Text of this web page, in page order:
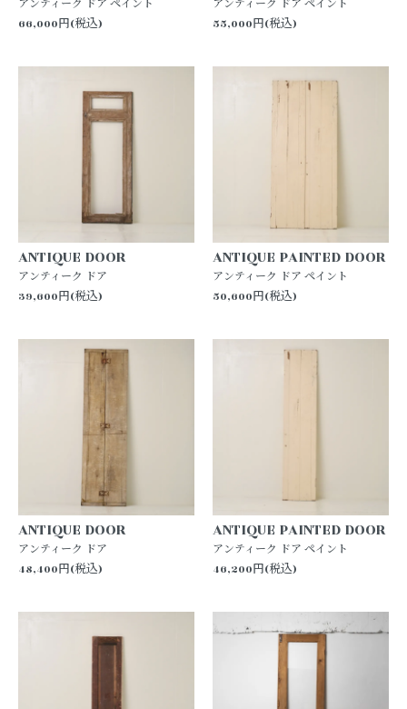
アンティーク ドア ペイント
66,000円(税込)
アンティーク ドア ペイント
55,000円(税込)
ANTIQUE DOOR
アンティーク ドア
39,600円(税込)
ANTIQUE PAINTED DOOR
アンティーク ドア ペイント
50,600円(税込)
ANTIQUE DOOR
アンティーク ドア
48,400円(税込)
ANTIQUE PAINTED DOOR
アンティーク ドア ペイント
46,200円(税込)